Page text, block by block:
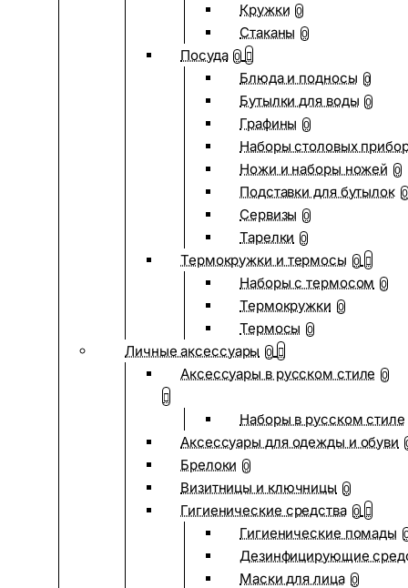
Кружки 0
Стаканы 0
Посуда 0
Блюда и подносы 0
Бутылки для воды 0
Графины 0
Наборы столовых
Ножи и наборы ножей 0
Подставки для бутылок 0
Сервизы 0
Тарелки 0
Термокружки и термосы 0
Наборы с термосом 0
Термокружки 0
Термосы 0
Личные аксессуары 0
Аксессуары в русском стиле 0
Наборы в русском стиле
Аксессуары для одежды и обуви
Брелоки 0
Визитницы и ключницы 0
Гигиенические средства 0
Гигиенические помады
Дезинфицирующие
Маски для лица 0